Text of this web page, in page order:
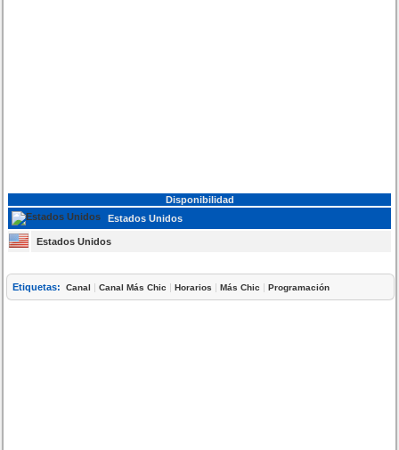
Disponibilidad
Estados Unidos
Estados Unidos
Etiquetas: Canal |Canal Más Chic |Horarios |Más Chic |Programación